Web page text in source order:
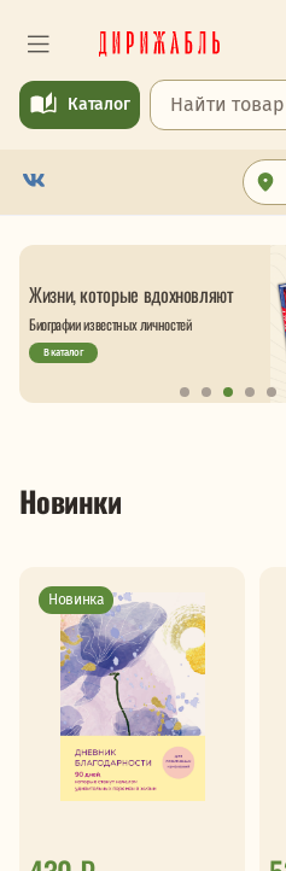
Каталог
Жизни, которые вдохновляют
Биографии известных личностей
В каталог
Новинки
Новинка